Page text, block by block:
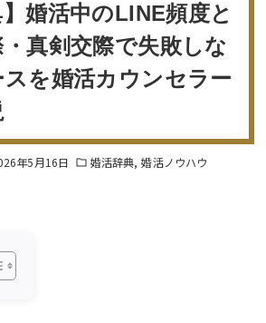
】婚活中のLINE頻度と
真剣交際で失敗しな
スを婚活カウンセラー
年5月16日 婚活辞典 婚活ノウハウ